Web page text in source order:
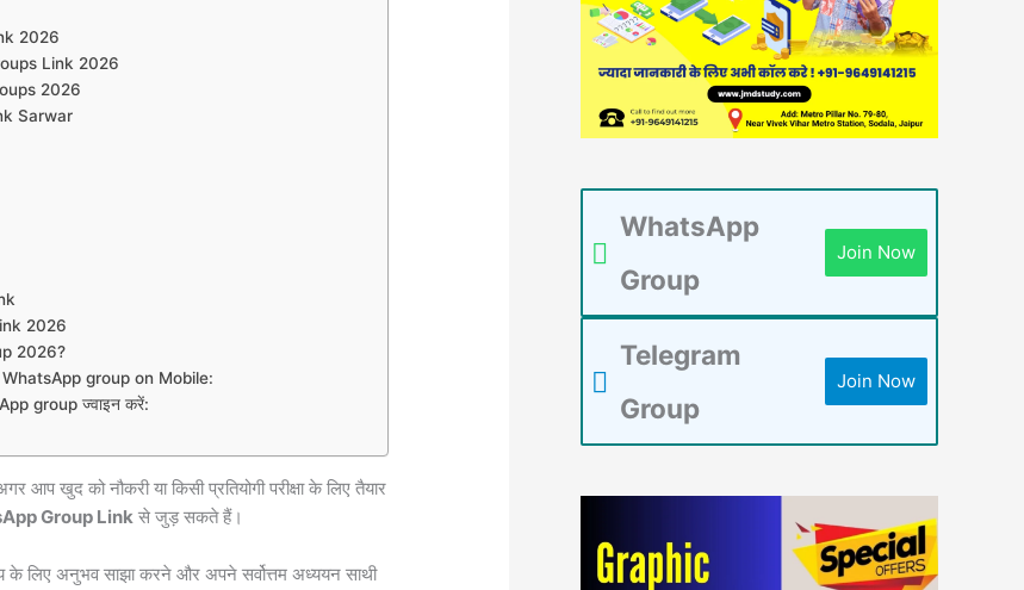
2026
Link 2026
2026
Sarwar
2026
2026?
group on Mobile:
group ज्वाइन करें:
आप खुद को नौकरी या किसी प्रतियोगी परीक्षा के लिए तैयार
Group Link से जुड़ सकते हैं।
के लिए अनुभव साझा करने और अपने सर्वोत्तम अध्ययन साथी
WhatsApp
Group
Join Now
Telegram
Group
Join Now